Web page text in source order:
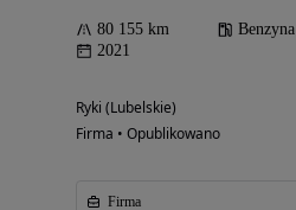
80 155 km Benzyna
2021
Ryki (Lubelskie)
Firma • Opublikowano
Firma